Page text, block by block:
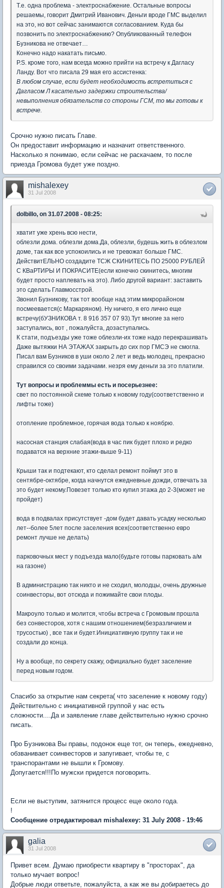
Т.е. одна проблема - электроснабжение. Остальные вопросы
решаемы, говорит Дмитрий Иванович. Деньги вроде ГМС выделил
на это, но вот сейчас занимаются согласованием. Куда бы
позвонить по электроснабжению? Опубликованный телефон
Бузникова не отвечает…
Конечно надо накатать письмо.
P.S. кроме того, нам всегда можно прийти на встречу к Дагласу
Ланду. Вот что писала 29 мая его ассистенка:
В любом случае, если будет необходимость встретиться с
Дагласом Л касательно задержки строительства/
невыполнения обязательств со стороны ГСМ, то мы готовы к
встрече.
Срочно нужно писать Главе.
Он предоставит информацию и назначит ответственного.
Насколько я понимаю, если сейчас не раскачаем, то после
приезда Громова будет уже поздно.
mishalexey
31 Jul 2008
dolbillo, on 31.07.2008 - 08:25:
хватит уже хрень всю нести,
облезли дома. облезли дома.Да, облезли, будешь жить в облезлом
доме, так как все успокоились и не тревожат больше ГМС.
ДействитЕЛЬНО создадите ТСЖ СКИНИТЕСЬ ПО 25000 РУБЛЕЙ
С КВаРТИРЫ И ПОКРАСИТЕ(если конечно скинитесь, многим
будет просто наплевать на это). Либо другой вариант: заставить
это сделать Главмосстрой.
Звонил Бузникову, так тот вообще над этим микрорайоном
посмеевается(с Маркаряном). Ну ничего, я его лично еще
встречу(бУЗНИКОВА т. 8 916 357 07 93).Тут многие за него
заступались, вот , пожалуйста, дозаступались.
К стати, подъезды уже тоже облезли-их тоже надо перекрашивать
Даже вытяжки НА ЭТАЖАХ закрыть до сих пор ГМСЭ не смогла.
Писал вам Бузников в уши около 2 лет и ведь молодец, прекрасно
справился со своими задачами. незря ему деньги за это платили.
Тут вопросы и проблеммы есть и посерьезнее:
свет по постоянной схеме только к новому году(соответственно и
лифты тоже)
отопление проблемное, горячая вода только к ноябрю.
насосная станция слабая(вода в час пик будет плохо и редко
подаватся на верхние этажи-выше 9-11)
Крыши так и подтекают, кто сделал ремонт поймут это в
сентябре-октябре, когда начнутся ежедневные дожди, отвечать за
это будет некому.Повезет только кто купил этажа до 2-3(может не
пройдет)
вода в подвалах присутствует -дом будет давать усадку несколько
лет--более 5лет после заселения всех(соответственно евро
ремонт лучше не делать)
парковочных мест у подъезда мало(будьте готовы парковать а/м
на газоне)
В администрацию так никто и не сходил, молодцы, очень дружные
соинвесторы, вот отсюда и пожимайте свои плоды.
Макроуло только и молится, чтобы встреча с Громовым прошла
без сонвесторов, хотя с нашим отношением(безразличием и
трусостью) , все так и будет.Инициативную группу так и не
создали до конца.
Ну а вообще, по секрету скажу, официально будет заселение
перед новым годом.
Спасибо за открытие нам секрета( что заселение к новому году)
Действительно с инициативной группой у нас есть
сложности....Да и заявление главе действительно нужно срочно
писать.
Про Бузникова Вы правы, подонок еще тот, он теперь, ежедневно,
обзванивает соинвесторов и запугивает, чтобы те, с
транспорантами не вышли к Громову.
Допугается!!!По мужски придется поговорить.
Если не выступим, затянится процесс еще около года.
!
Сообщение отредактировал mishalexey: 31 July 2008 - 19:46
galia
31 Jul 2008
Привет всем. Думаю приобрести квартиру в "просторах", да
только мучает вопрос!
Добрые люди ответьте, пожалуйста, а как же вы добираетесь до